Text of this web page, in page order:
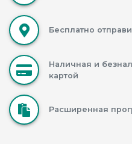
Бесплатно
Наличная и
картой
Расширенная